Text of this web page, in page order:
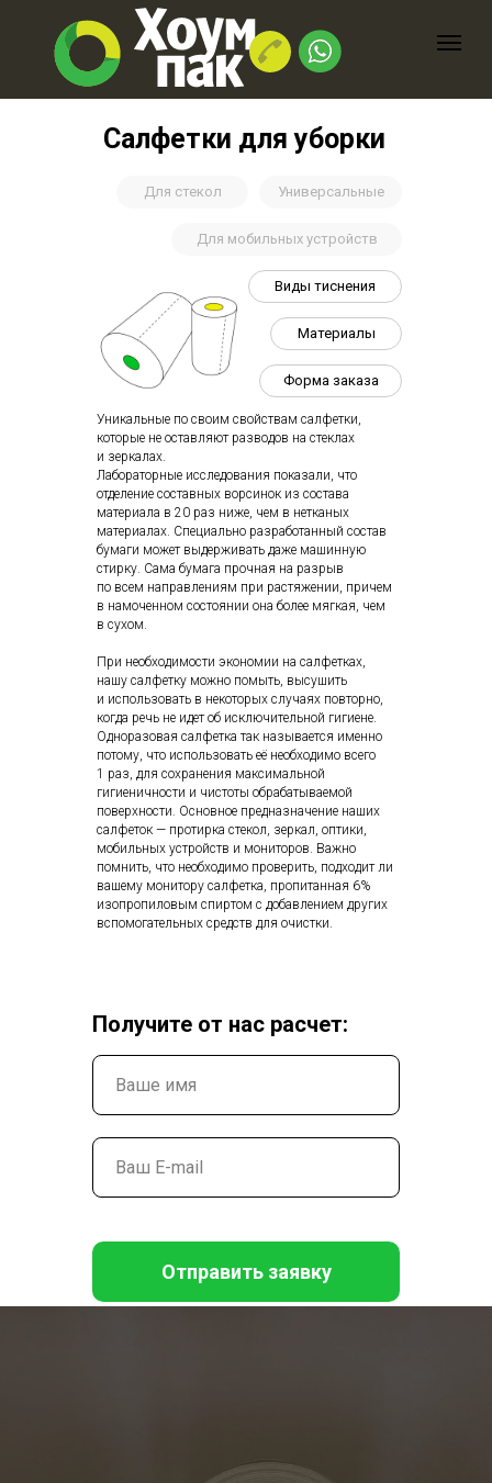
Салфетки для уборки
Уникальные по своим свойствам салфетки,
которые не оставляют разводов на стеклах
и зеркалах.
Лабораторные исследования показали, что
отделение составных ворсинок из состава
материала в 20 раз ниже, чем в нетканых
материалах. Специально разработанный состав
бумаги может выдерживать даже машинную
стирку. Сама бумага прочная на разрыв
по всем направлениям при растяжении, причем
в намоченном состоянии она более мягкая, чем
в сухом.
При необходимости экономии на салфетках,
нашу салфетку можно помыть, высушить
и использовать в некоторых случаях повторно,
когда речь не идет об исключительной гигиене.
Одноразовая салфетка так называется именно
потому, что использовать её необходимо всего
1 раз, для сохранения максимальной
гигиеничности и чистоты обрабатываемой
поверхности. Основное предназначение наших
салфеток — протирка стекол, зеркал, оптики,
мобильных устройств и мониторов. Важно
помнить, что необходимо проверить, подходит ли
вашему монитору салфетка, пропитанная 6%
изопропиловым спиртом с добавлением других
вспомогательных средств для очистки.
Для стекол
Для мобильных устройств
Виды тиснения
Форма заказа
Материалы
Универсальные
Получите от нас расчет:
Отправить заявку